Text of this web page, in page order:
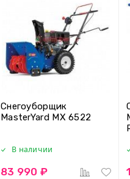
Снегоуборщик
MasterYard MX 6522
В наличии
83 990 ₽